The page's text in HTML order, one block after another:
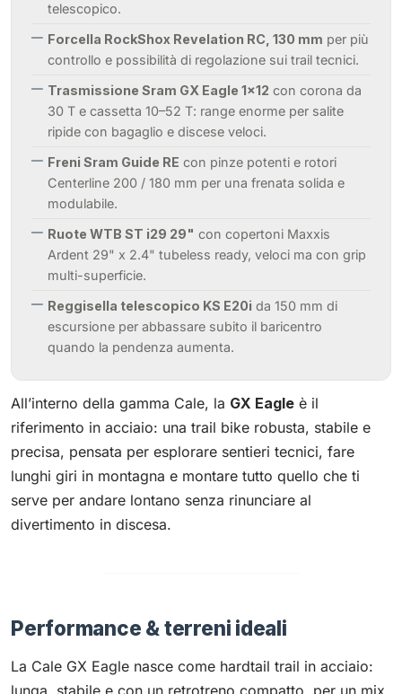
telescopico.
Forcella RockShox Revelation RC, 130 mm per più
controllo e possibilità di regolazione sui trail tecnici.
Trasmissione Sram GX Eagle 1x12 con corona da
30 T e cassetta 10–52 T: range enorme per salite
ripide con bagaglio e discese veloci.
Freni Sram Guide RE con pinze potenti e rotori
Centerline 200 / 180 mm per una frenata solida e
modulabile.
Ruote WTB ST i29 29" con copertoni Maxxis
Ardent 29" x 2.4" tubeless ready, veloci ma con grip
multi-superficie.
Reggisella telescopico KS E20i da 150 mm di
escursione per abbassare subito il baricentro
quando la pendenza aumenta.
All’interno della gamma Cale, la GX Eagle è il
riferimento in acciaio: una trail bike robusta, stabile e
precisa, pensata per esplorare sentieri tecnici, fare
lunghi giri in montagna e montare tutto quello che ti
serve per andare lontano senza rinunciare al
divertimento in discesa.
Performance & terreni ideali
La Cale GX Eagle nasce come hardtail trail in acciaio:
lunga, stabile e con un retrotreno compatto, per un mix